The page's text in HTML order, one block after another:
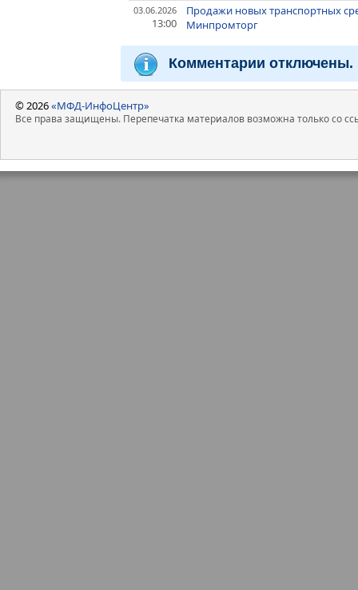
03.06.2026
13:00
Продажи новых транспортных
Минпромторг
Комментарии отключены.
© 2026«МФД-ИнфоЦентр»
Все права защищены. Перепечатка материалов возможна только со